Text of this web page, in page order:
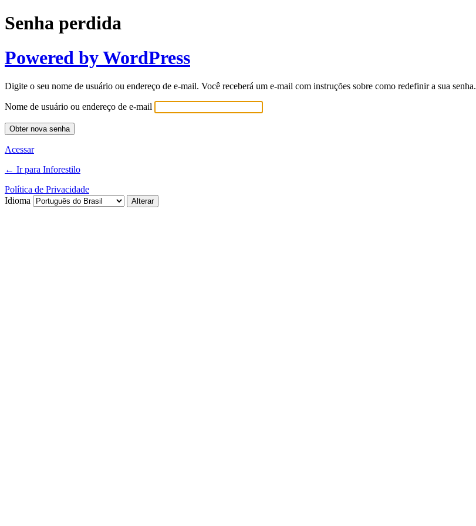
Senha perdida
Powered by WordPress
Digite o seu nome de usuário ou endereço de e-mail. Você receberá um e-mail com instruções sobre como redefinir a sua senha.
Nome de usuário ou endereço de e-mail
Acessar
← Ir para Inforestilo
Política de Privacidade
Idioma